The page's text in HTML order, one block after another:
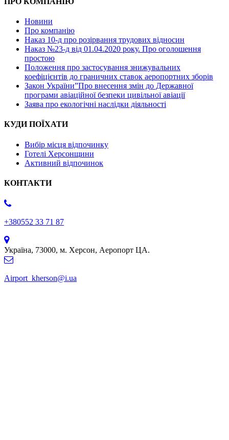
Новини
Про компанію
Наказ 10-д про розірвання трудових відносин
Наказ №23-д від 01.04.2020 року. Про оголошення
простою
Положення про застосування знижувальних
коефіцієнтів до граничних ставок аеропортних зборів
Закон України”Про внесення змін до Державної
програми авіаційної безпеки цивільної авіації
Заява про екологічні наслідки діяльності
КУДИ ПОЇХАТИ
Вибір місця відпочинку
Готелі Херсонщини
Активний відпочинок
КОНТАКТИ
+380552 33 71 87
Україна, 73000, м. Херсон, Аеропорт ЦА.
Airport_kherson@i.ua